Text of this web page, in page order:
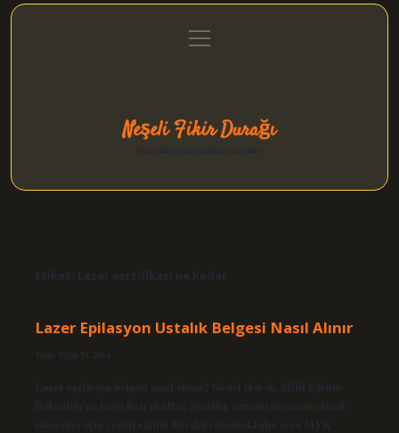
Gizlilik Politikası
menüyü
aç
Neşeli Fikir Durağı
Etiket: Lazer sertifikası ne kadar
Lazer Epilasyon Ustalık Belgesi Nasıl Alınır
Tarih: Eylül 24, 2024
Lazer epilasyon belgesi nasıl alınır? Genel olarak, Milli Eğitim
Bakanlığı’na bağlı bazı okullar, güzellik uzmanı ünvanını almak
isteyenler için çeşitli eğitim kursları sunmaktadır veya MYK